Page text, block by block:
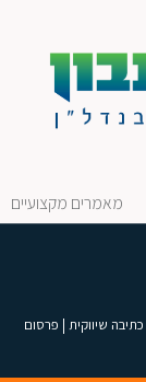
מאמרים מקצועיים
כתיבה שיווקית | פרסום